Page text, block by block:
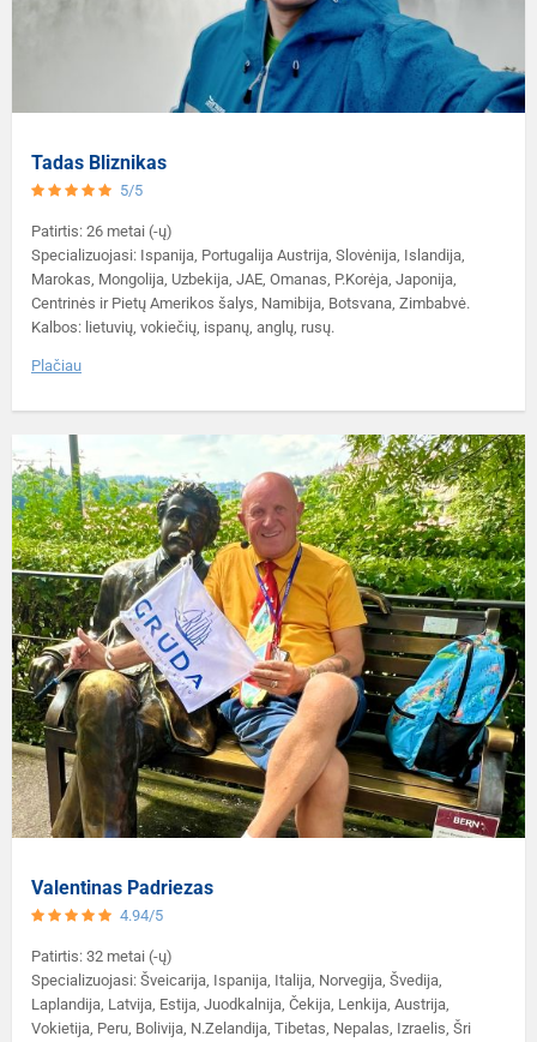
Tadas Bliznikas
5/5
Patirtis: 26 metai (-ų)
Specializuojasi: Ispanija, Portugalija Austrija, Slovėnija, Islandija,
Marokas, Mongolija, Uzbekija, JAE, Omanas, P.Korėja, Japonija,
Centrinės ir Pietų Amerikos šalys, Namibija, Botsvana, Zimbabvė.
Kalbos: lietuvių, vokiečių, ispanų, anglų, rusų.
Plačiau
Valentinas Padriezas
4.94/5
Patirtis: 32 metai (-ų)
Specializuojasi: Šveicarija, Ispanija, Italija, Norvegija, Švedija,
Laplandija, Latvija, Estija, Juodkalnija, Čekija, Lenkija, Austrija,
Vokietija, Peru, Bolivija, N.Zelandija, Tibetas, Nepalas, Izraelis, Šri